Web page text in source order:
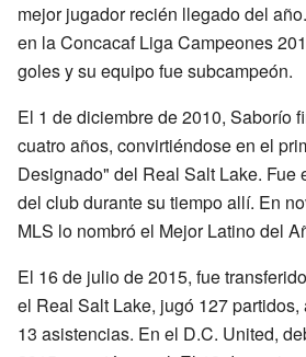
mejor jugador recién llegado del
en la Concacaf Liga Campeones
goles y su equipo fue subcampeón.
El 1 de diciembre de 2010, Saborío
cuatro años, convirtiéndose en el
Designado" del Real Salt Lake. Fue
del club durante su tiempo allí. En
MLS lo nombró el Mejor Latino del
El 16 de julio de 2015, fue
el Real Salt Lake, jugó 127
13 asistencias. En el D.C. United,